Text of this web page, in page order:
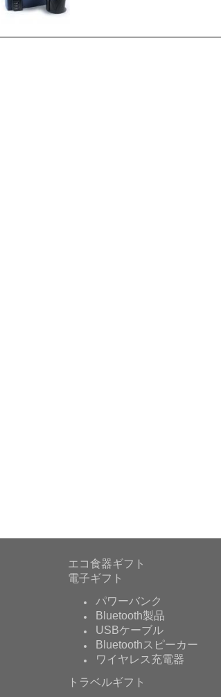
エコ食器ギフト
電子ギフト
パワーバンク
Bluetooth製品
USBケーブル
Bluetoothスピーカー
ワイヤレス充電器
トラベルギフト